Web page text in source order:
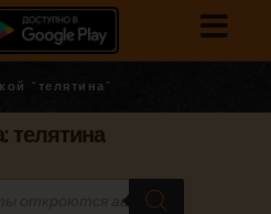
“телятина”
телятина